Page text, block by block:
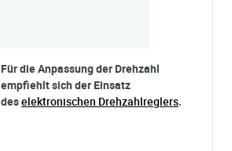
Für die Anpassung der Drehzahl
empfiehlt sich der Einsatz
deselektronischen Drehzahlreglers.